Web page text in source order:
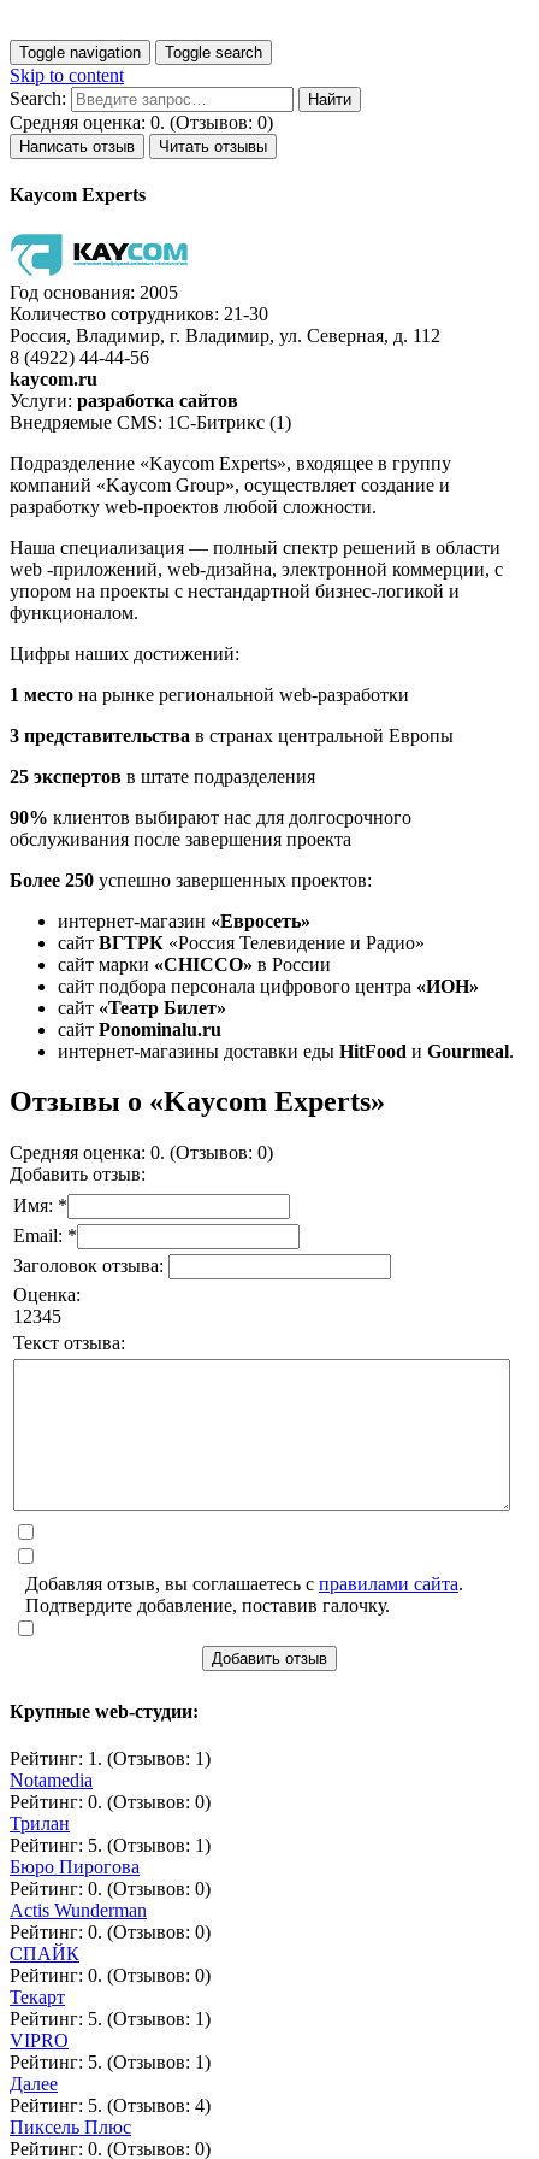
Toggle navigation Toggle search
Skip to content
Search:
Средняя оценка: 0. (Отзывов: 0)
Написать отзыв Читать отзывы
Kaycom Experts
Год основания: 2005
Количество сотрудников: 21-30
Россия, Владимир, г. Владимир, ул. Северная, д. 112
8 (4922) 44-44-56
kaycom.ru
Услуги: разработка сайтов
Внедряемые CMS: 1С-Битрикс (1)
Подразделение «Kaycom Experts», входящее в группу
компаний «Kaycom Group», осуществляет создание и
разработку web-проектов любой сложности.
Наша специализация — полный спектр решений в области
web -приложений, web-дизайна, электронной коммерции, с
упором на проекты с нестандартной бизнес-логикой и
функционалом.
Цифры наших достижений:
1 место на рынке региональной web-разработки
3 представительства в странах центральной Европы
25 экспертов в штате подразделения
90% клиентов выбирают нас для долгосрочного
обслуживания после завершения проекта
Более 250 успешно завершенных проектов:
интернет-магазин «Евросеть»
сайт ВГТРК «Россия Телевидение и Радио»
сайт марки «CHICCO» в России
сайт подбора персонала цифрового центра «ИОН»
сайт «Театр Билет»
сайт Ponominalu.ru
интернет-магазины доставки еды HitFood и Gourmeal.
Отзывы о «Kaycom Experts»
Средняя оценка: 0. (Отзывов: 0)
Добавить отзыв:
Имя: *
Email: *
Заголовок отзыва:
Оценка:
1 2345
Текст отзыва:
Добавляя отзыв, вы соглашаетесь с правилами сайта.
Подтвердите добавление, поставив галочку.
Добавить отзыв
Крупные web-студии:
Рейтинг: 1. (Отзывов: 1)
Notamedia
Рейтинг: 0. (Отзывов: 0)
Трилан
Рейтинг: 5. (Отзывов: 1)
Бюро Пирогова
Рейтинг: 0. (Отзывов: 0)
Actis Wunderman
Рейтинг: 0. (Отзывов: 0)
СПАЙК
Рейтинг: 0. (Отзывов: 0)
Текарт
Рейтинг: 5. (Отзывов: 1)
VIPRO
Рейтинг: 5. (Отзывов: 1)
Далее
Рейтинг: 5. (Отзывов: 4)
Пиксель Плюс
Рейтинг: 0. (Отзывов: 0)